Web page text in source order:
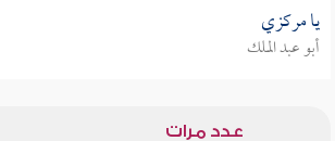
يا مركزي
أبو عبد الملك
عدد مرات